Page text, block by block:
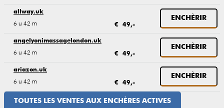
allway.uk
6 u 42 m € 49,-
ENCHÈRIR
angelyonimassagelondon.uk
6 u 42 m € 49,-
ENCHÈRIR
ariazon.uk
6 u 42 m € 49,-
ENCHÈRIR
TOUTES LES VENTES AUX ENCHÈRES ACTIVES